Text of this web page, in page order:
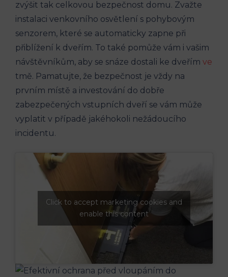
zvýšit tak celkovou bezpečnost domu. Zvažte
instalaci venkovního osvětlení s pohybovým
senzorem, které se automaticky zapne při
přiblížení k dveřím. To také pomůže vám i vašim
návštěvníkům, aby se snáze dostali ke dveřím ve
tmě. Pamatujte, že bezpečnost je vždy na
prvním místě a investování do dobře
zabezpečených vstupních dveří se vám může
vyplatit v případě jakéhokoli nežádoucího
incidentu.
Click to accept marketing cookies and
enable this content